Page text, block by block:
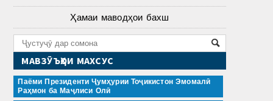
Ҳамаи маводҳои бахш
МАВЗӮЪҲОИ МАХСУС
Паёми Президенти Ҷумҳурии Тоҷикистон Эмомалӣ
Раҳмон ба Маҷлиси Олӣ